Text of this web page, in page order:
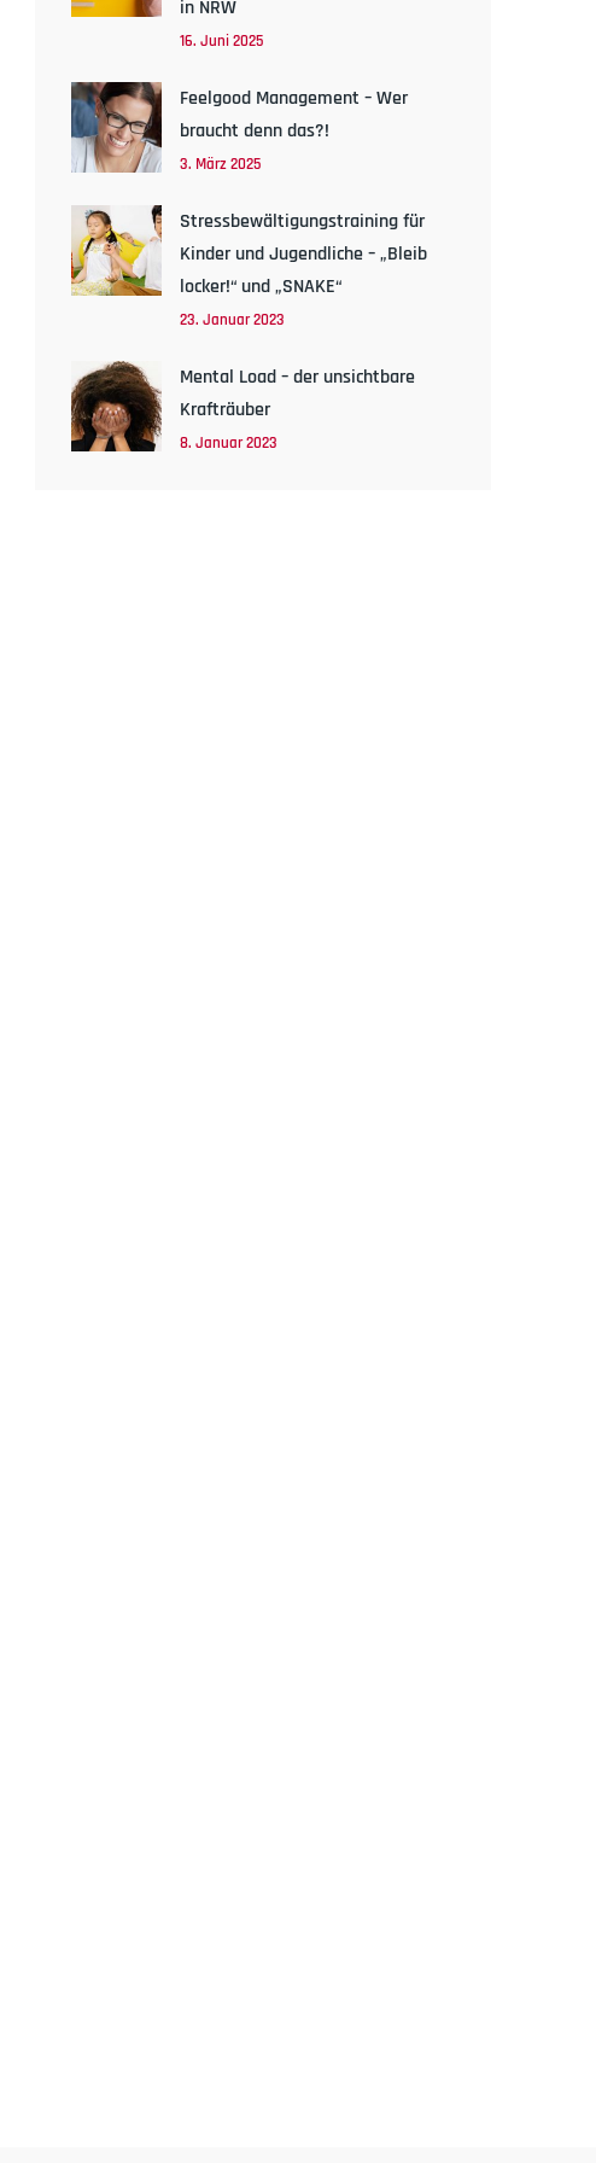
in NRW
16. Juni 2025
Feelgood Management – Wer
braucht denn das?!
3. März 2025
Stressbewältigungstraining für
Kinder und Jugendliche – „Bleib
locker!“ und „SNAKE“
23. Januar 2023
Mental Load – der unsichtbare
Krafträuber
8. Januar 2023